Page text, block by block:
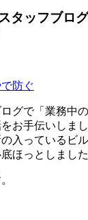
タッフブロ
防ぐ
グで「業務中
お手伝いしま
入っているビ
ほっとしました